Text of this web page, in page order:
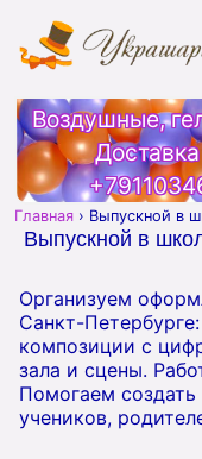
Воздушные,
Главная › Выпускной в
Выпускной в
Организуем
Санкт-
композиции с
зала и сцены.
Помогаем
учеников,